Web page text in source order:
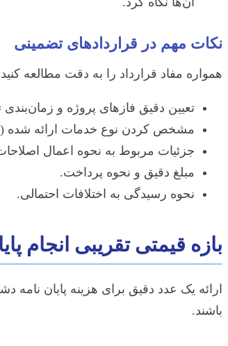
نکات مهم در قراردادهای تضمینی
همواره مفاد قرارداد را به دقت مطالعه
تعیین دقیق فازهای پروژه و زمان‌بندی
مشخص کردن نوع خدمات ارائه شده
جزئیات مربوط به نحوه اعمال
مبلغ دقیق و نحوه پرداخت.
نحوه رسیدگی به اختلافات احتمالی.
بازه قیمتی تقریبی انجام
ارائه یک عدد دقیق برای هزینه پایان
باشند.